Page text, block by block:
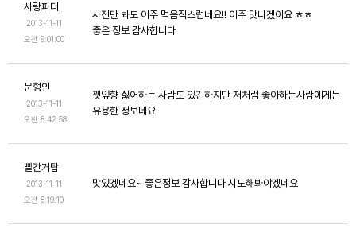
사랑파더
2013-11-11
오전 9:01:00
사진만 봐도 아주 먹음직스럽네요!! 아주 맛나겠어요 ㅎㅎ
좋은 정보 감사합니다
문형인
2013-11-11
오전 8:42:58
깻잎향 싫어하는 사람도 있긴하지만 저처럼 좋아하는사람에게는
유용한 정보네요
빨간거탑
2013-11-11
오전 8:19:10
맛있겠네요~ 좋은정보 감사합니다 시도해봐야겠네요